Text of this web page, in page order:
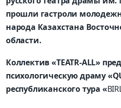
прошли гастроли
народа Казахстана
области.
Коллектив «TEATR-ALL»
психологическую драму
республиканского тура «